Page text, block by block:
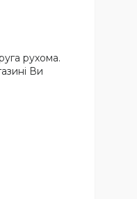
рухома.
Ви